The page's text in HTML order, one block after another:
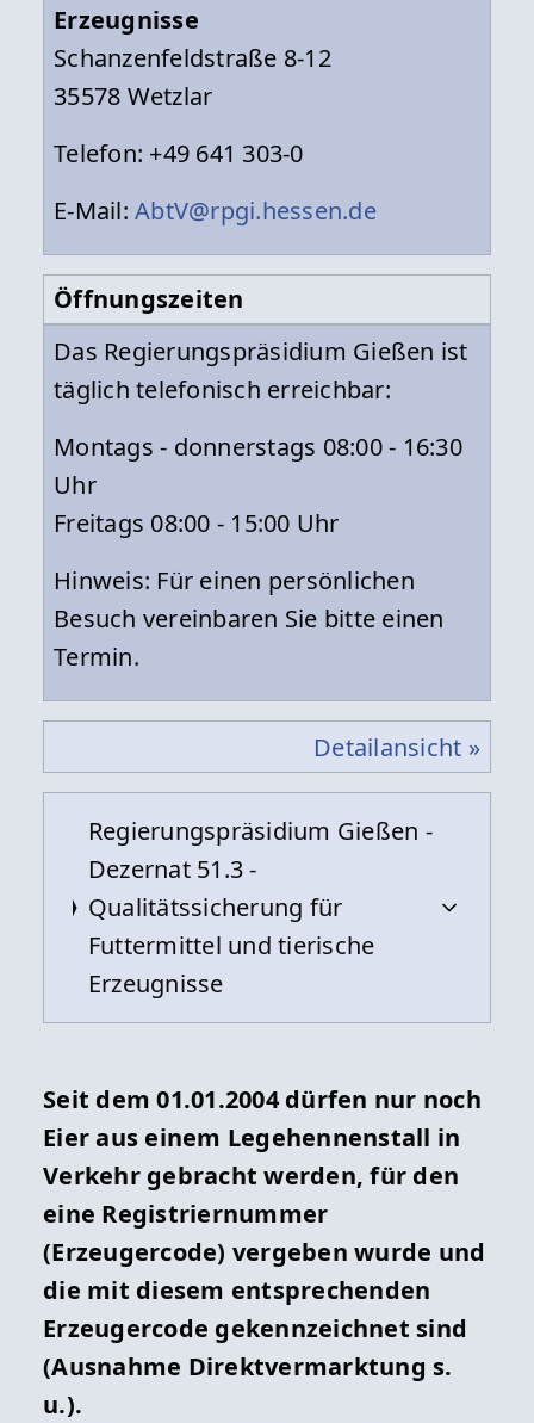
Erzeugnisse
Schanzenfeldstraße 8-12
35578 Wetzlar
Telefon: +49 641 303-0
E-Mail:AbtV@rpgi.hessen.de
Öffnungszeiten
Das Regierungspräsidium Gießen ist
täglich telefonisch erreichbar:
Montags - donnerstags 08:00 - 16:30
Uhr
Freitags 08:00 - 15:00 Uhr
Hinweis: Für einen persönlichen
Besuch vereinbaren Sie bitte einen
Termin.
Detailansicht »
Regierungspräsidium Gießen -
Dezernat 51.3 -
Qualitätssicherung für
Futtermittel und tierische
Erzeugnisse
Kontakt
Regierungspräsidium Gießen -
Dezernat 51.3 - Qualitätssicherung
für Futtermittel und tierische
Erzeugnisse
Schanzenfeldstraße 8-12
35578 Wetzlar
Seit dem 01.01.2004 dürfen nur noch
Eier aus einem Legehennenstall in
Verkehr gebracht werden, für den
eine Registriernummer
(Erzeugercode) vergeben wurde und
die mit diesem entsprechenden
Erzeugercode gekennzeichnet sind
(Ausnahme Direktvermarktung s.
u.).